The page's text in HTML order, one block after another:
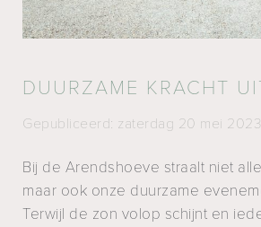
DUURZAME KRACHT
Gepubliceerd: zaterdag 20 mei 2023
Bij de Arendshoeve straalt niet
maar ook onze duurzame
Terwijl de zon volop schijnt en